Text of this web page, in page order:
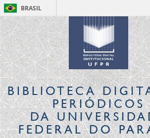
BRASIL
Acesso
BIBLIOTECA
PERIÓDICOS
DA
FEDERAL DO